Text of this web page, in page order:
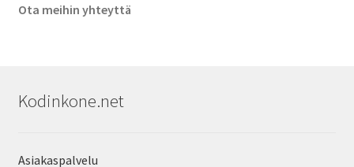
Ota meihin yhteyttä
Kodinkone.net
Asiakaspalvelu